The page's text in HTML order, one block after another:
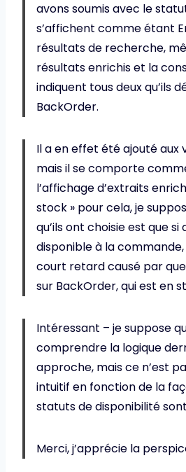
avons soumis avec le
s’affichent comme étant
résultats de recherche,
résultats enrichis et la
indiquent tous deux qu’ils
BackOrder.
Il a en effet été ajouté aux
mais il se comporte
l’affichage d’extraits
stock » pour cela, je
qu’ils ont choisie est que
disponible à la
court retard causé par
sur BackOrder, qui est en
Intéressant – je suppose
comprendre la logique
approche, mais ce n’est
intuitif en fonction de la
statuts de disponibilité
Merci, j’apprécie la